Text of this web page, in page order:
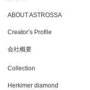
ABOUT ASTROSSA
Creator’s Profile
会社概要
Collection
Herkimer diamond